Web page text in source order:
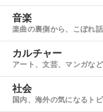
音楽
楽曲の裏側から、こぼれ
カルチャー
アート、文芸、マンガなど
社会
国内、海外の気になるト